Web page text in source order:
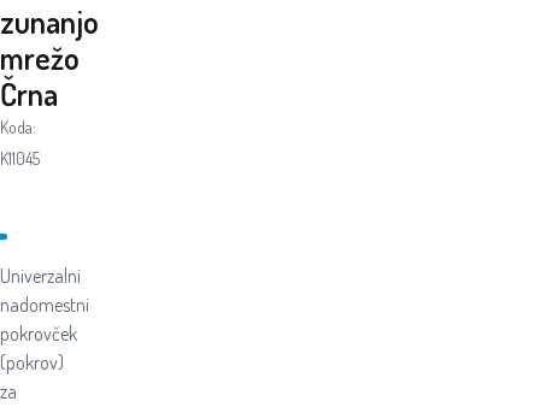
zunanjo
mrežo
Črna
Koda:
K11045
Univerzalni
nadomestni
pokrovček
(pokrov)
za